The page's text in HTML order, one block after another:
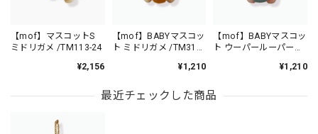
【mof】マスコットS
ミドリガメ /TM113-24
¥2,156
【mof】BABYマスコッ
ト ミドリガメ /TM310-
¥1,210
【mof】BABYマスコッ
ト ウーパールーパー
¥1,210
最近チェックした商品